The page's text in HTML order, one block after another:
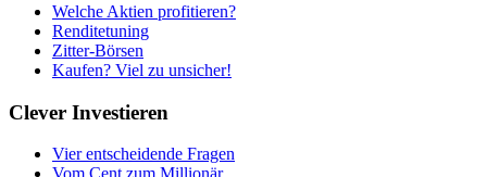
Welche Aktien profitieren?
Renditetuning
Zitter-Börsen
Kaufen? Viel zu unsicher!
Clever Investieren
Vier entscheidende Fragen